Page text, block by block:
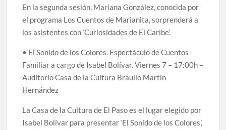
En la segunda sesión, Mariana González, conocida por
el programa Los Cuentos de Marianita, sorprenderá a
los asistentes con ‘Curiosidades de El Caribe’.
• El Sonido de los Colores. Espectáculo de Cuentos
Familiar a cargo de Isabel Bolívar. Viernes 7 – 17:00h –
Auditorio Casa de la Cultura Braulio Martín
Hernández
La Casa de la Cultura de El Paso es el lugar elegido por
Isabel Bolívar para presentar ‘El Sonido de los Colores’,